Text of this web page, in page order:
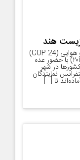
زیست هند
بیست و چهارمین کنفرانس تغییرات آب و هوایی (COP 24)
روز دوشنبه ۱۲ آذر سال جاری ( ۳ دسامبر ۲۰۱۸) با حضور عده
در شهر
نمایندگان